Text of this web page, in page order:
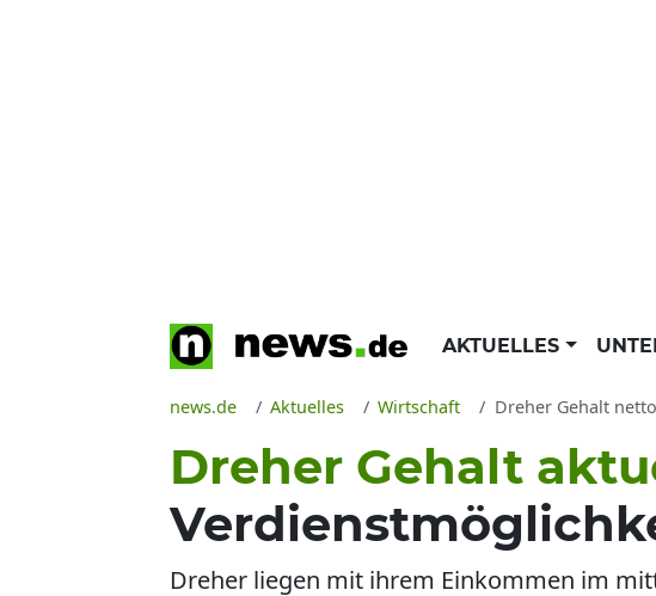
AKTUELLES
news.de Aktuelles Wirtschaft Dreher Gehalt
Dreher Gehalt
Dreher liegen mit ihrem Einkommen im